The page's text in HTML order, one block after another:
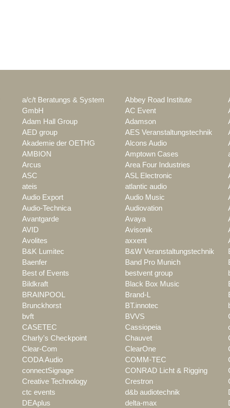
a/c/t Beratungs & System
GmbH
Abbey Road Institute
AC Event
Adam Hall Group Adamson
AED group AES Veranstaltungstechnik
Akademie der OETHG Alcons Audio
AMBION Amptown Cases
Arcus Area Four Industries
ASC ASL Electronic
ateis atlantic audio
Audio Export Audio Music
Audio-Technica Audiovation
Avantgarde Avaya
AVID Avisonik
Avolites axxent
B&K Lumitec B&W Veranstaltungstechnik
Baenfer Band Pro Munich
Best of Events bestvent group
Bildkraft Black Box Music
BRAINPOOL Brand-L
Brunckhorst BT.innotec
bvft BVVS
CASETEC Cassiopeia
Charly's Checkpoint Chauvet
Clear-Com ClearOne
CODA Audio COMM-TEC
connectSignage CONRAD Licht & Rigging
Creative Technology Crestron
ctc events d&b audiotechnik
DEAplus delta-max